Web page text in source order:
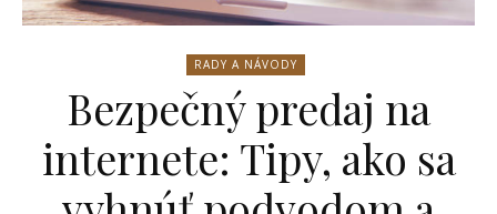
RADY A NÁVODY
Bezpečný predaj na
internete: Tipy, ako sa